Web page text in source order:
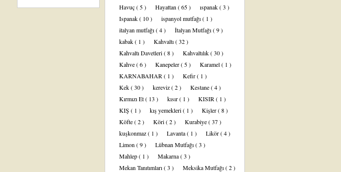
Havuç( 5 ) Hayattan ( 65 ) ıspanak( 3 )
Ispanak( 10 ) ispanyol mutfağı( 1 )
italyan mutfağı( 4 ) İtalyan Mutfağı( 9 )
kabak( 1 ) Kahvaltı( 32 )
Kahvaltı Davetleri( 8 ) Kahvaltılık( 30 )
Kahve( 6 ) Kanepeler( 5 ) Karamel( 1 )
KARNABAHAR ( 1 ) Kefir( 1 )
Kek( 30 ) kereviz( 2 ) Kestane( 4 )
Kırmızı Et( 13 ) kısır( 1 ) KISIR ( 1 )
KIŞ ( 1 ) kış yemekleri( 1 ) Kişler( 8 )
Köfte( 2 ) Köri( 2 ) Kurabiye( 37 )
kuşkonmaz( 1 ) Lavanta( 1 ) Likör( 4 )
Limon ( 9 ) Lübnan Mutfağı( 3 )
Mahlep( 1 ) Makarna( 3 )
Mekan Tanıtımları( 3 ) Meksika Mutfağı( 2 )